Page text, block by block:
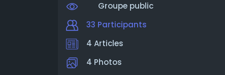
Groupe public
33 Participants
4 Articles
4 Photos